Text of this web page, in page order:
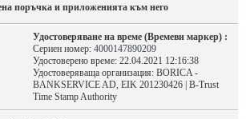
поръчка и приложенията към него
Удостоверяване на време (Времеви маркер) :
Сериен номер: 4000147890209
Удостоверено време: 22.04.2021 12:16:38
Удостоверяваща организация: BORICA -
BANKSERVICE AD, EIK 201230426 | B-Trust
Time Stamp Authority